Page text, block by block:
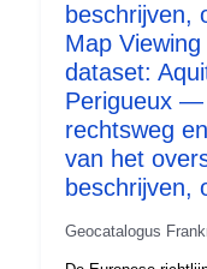
beschrijven,
Map
dataset:
Perigueux —
rechtsweg
van het
beschrijven,
Geocatalogus